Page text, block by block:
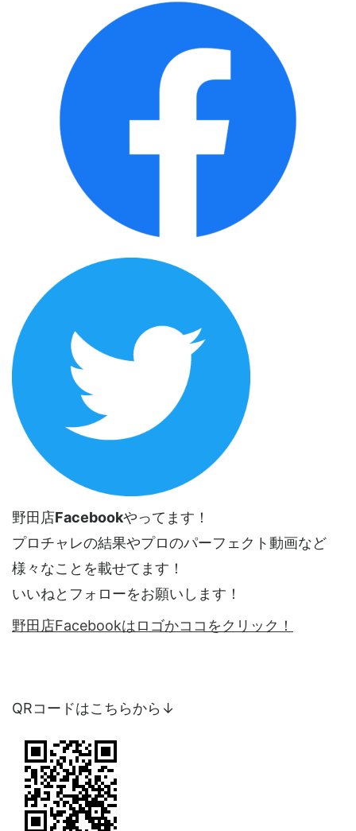
野田店Facebookやってます！
プロチャレの結果やプロのパーフェクト動画など
様々なことを載せてます！
いいねとフォローをお願いします！
野田店Facebookはロゴかココをクリック！
QRコードはこちらから↓